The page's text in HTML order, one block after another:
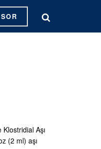
Aşı
(2 ml) aşı